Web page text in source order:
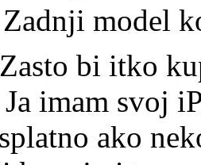
model
bi itko
imam svoj
ako